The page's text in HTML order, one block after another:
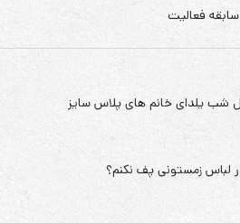
سابقه فعالیت